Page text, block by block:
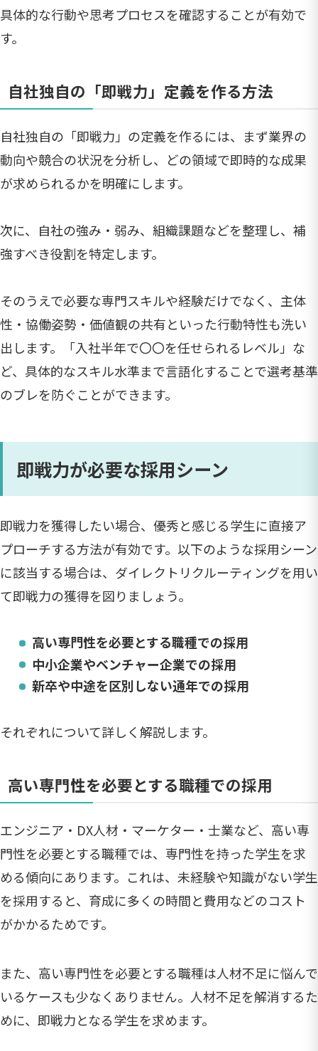
具体的な行動や思考プロセスを確認することが有効で
す。
自社独自の「即戦力」定義を作る方法
自社独自の「即戦力」の定義を作るには、まず業界の
動向や競合の状況を分析し、どの領域で即時的な成果
が求められるかを明確にします。
次に、自社の強み・弱み、組織課題などを整理し、補
強すべき役割を特定します。
そのうえで必要な専門スキルや経験だけでなく、主体
性・協働姿勢・価値観の共有といった行動特性も洗い
出します。「入社半年で〇〇を任せられるレベル」な
ど、具体的なスキル水準まで言語化することで選考基準
のブレを防ぐことができます。
即戦力が必要な採用シーン
即戦力を獲得したい場合、優秀と感じる学生に直接ア
プローチする方法が有効です。以下のような採用シーン
に該当する場合は、ダイレクトリクルーティングを用い
て即戦力の獲得を図りましょう。
高い専門性を必要とする職種での採用
中小企業やベンチャー企業での採用
新卒や中途を区別しない通年での採用
それぞれについて詳しく解説します。
高い専門性を必要とする職種での採用
エンジニア・DX人材・マーケター・士業など、高い専
門性を必要とする職種では、専門性を持った学生を求
める傾向にあります。これは、未経験や知識がない学生
を採用すると、育成に多くの時間と費用などのコスト
がかかるためです。
また、高い専門性を必要とする職種は人材不足に悩んで
いるケースも少なくありません。人材不足を解消するた
めに、即戦力となる学生を求めます。